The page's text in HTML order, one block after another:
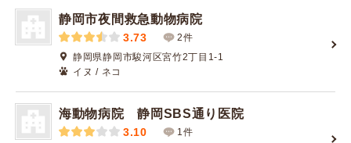
静岡市夜間救急動物病院
3.73
2件
静岡県静岡市駿河区宮竹2丁目1-1
イヌ / ネコ
海動物病院 静岡SBS通り医院
3.10
1件